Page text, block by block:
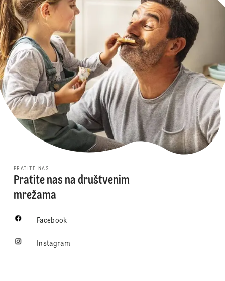
PRATITE NAS
Pratite nas na društvenim
mrežama
Facebook
Instagram